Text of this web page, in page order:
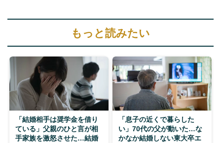
もっと読みたい
「結婚相手は奨学金を借り
ている」父親のひと言が相
手家族を激怒させた…結婚
「息子の近くで暮らした
い」70代の父が動いた…な
かなか結婚しない東大卒エ